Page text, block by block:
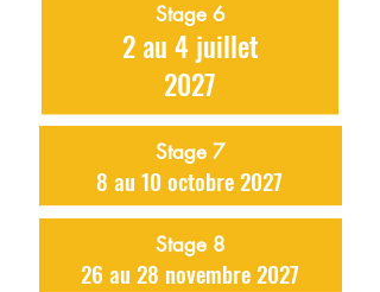
Stage 6
2 au 4 juillet
2027
Stage 7
8 au 10 octobre 2027
Stage 8
26 au 28 novembre 2027